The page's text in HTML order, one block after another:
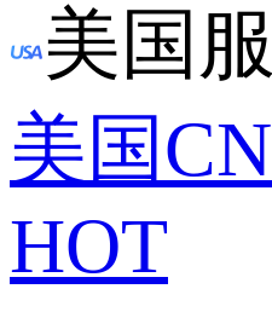
美国
美国
HOT